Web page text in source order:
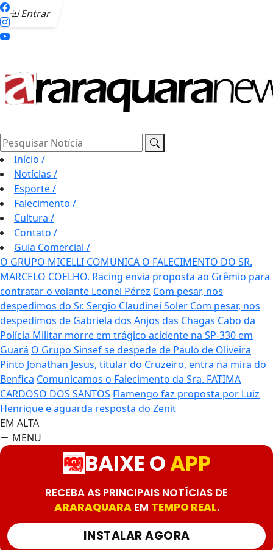
Entrar
Pesquisar Notícia
Início /
Notícias /
Esporte/
Falecimento /
Cultura /
Contato /
Guia Comercial /
O GRUPO MICELLI COMUNICA O FALECIMENTO DO SR.
MARCELO COELHO. Racing envia proposta ao Grêmio para
contratar o volante Leonel Pérez Com pesar, nos
despedimos do Sr. Sergio Claudinei Soler Com pesar, nos
despedimos de Gabriela dos Anjos das Chagas Cabo da
Polícia Militar morre em trágico acidente na SP-330 em
Guará O Grupo Sinsef se despede de Paulo de Oliveira
Pinto Jonathan Jesus, titular do Cruzeiro, entra na mira do
Benfica Comunicamos o Falecimento da Sra. FATIMA
CARDOSO DOS SANTOS Flamengo faz proposta por Luiz
Henrique e aguarda resposta do Zenit
EM ALTA
MENU
BAIXE OAPP
RECEBA AS PRINCIPAIS NOTÍCIAS DE
ARARAQUARAEM TEMPO REAL.
INSTALAR AGORA